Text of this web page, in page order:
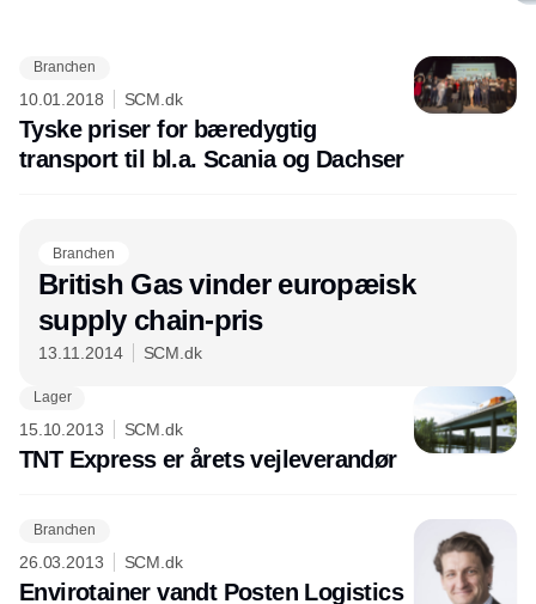
Branchen
10.01.2018 SCM.dk
Tyske priser for bæredygtig
transport til bl.a. Scania og Dachser
Branchen
British Gas vinder europæisk
supply chain-pris
13.11.2014 SCM.dk
Lager
15.10.2013 SCM.dk
TNT Express er årets vejleverandør
Branchen
26.03.2013 SCM.dk
Envirotainer vandt Posten Logistics